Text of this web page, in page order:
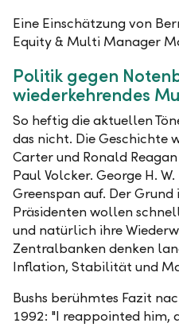
Eine Einschätzung von
Equity & Multi Manager
Politik gegen
wiederkehrendes
So heftig die aktuellen
das nicht. Die Geschichte
Carter und Ronald
Paul Volcker. George H.
Greenspan auf. Der
Präsidenten wollen
und natürlich ihre
Zentralbanken denken
Inflation, Stabilität und
Bushs berühmtes Fazit
1992: "I reappointed him,